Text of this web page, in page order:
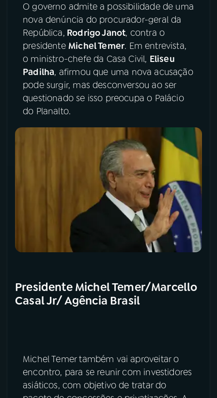
Instagram X
TikTok
O governo admite a possibilidade de uma
nova denúncia do procurador-geral da
República, Rodrigo Janot, contra o
presidente Michel Temer. Em entrevista,
o ministro-chefe da Casa Civil, Eliseu
Padilha, afirmou que uma nova acusação
pode surgir, mas desconversou ao ser
questionado se isso preocupa o Palácio
do Planalto.
Presidente Michel Temer/Marcello
Casal Jr/ Agência Brasil
Michel Temer também vai aproveitar o
encontro, para se reunir com investidores
asiáticos, com objetivo de tratar do